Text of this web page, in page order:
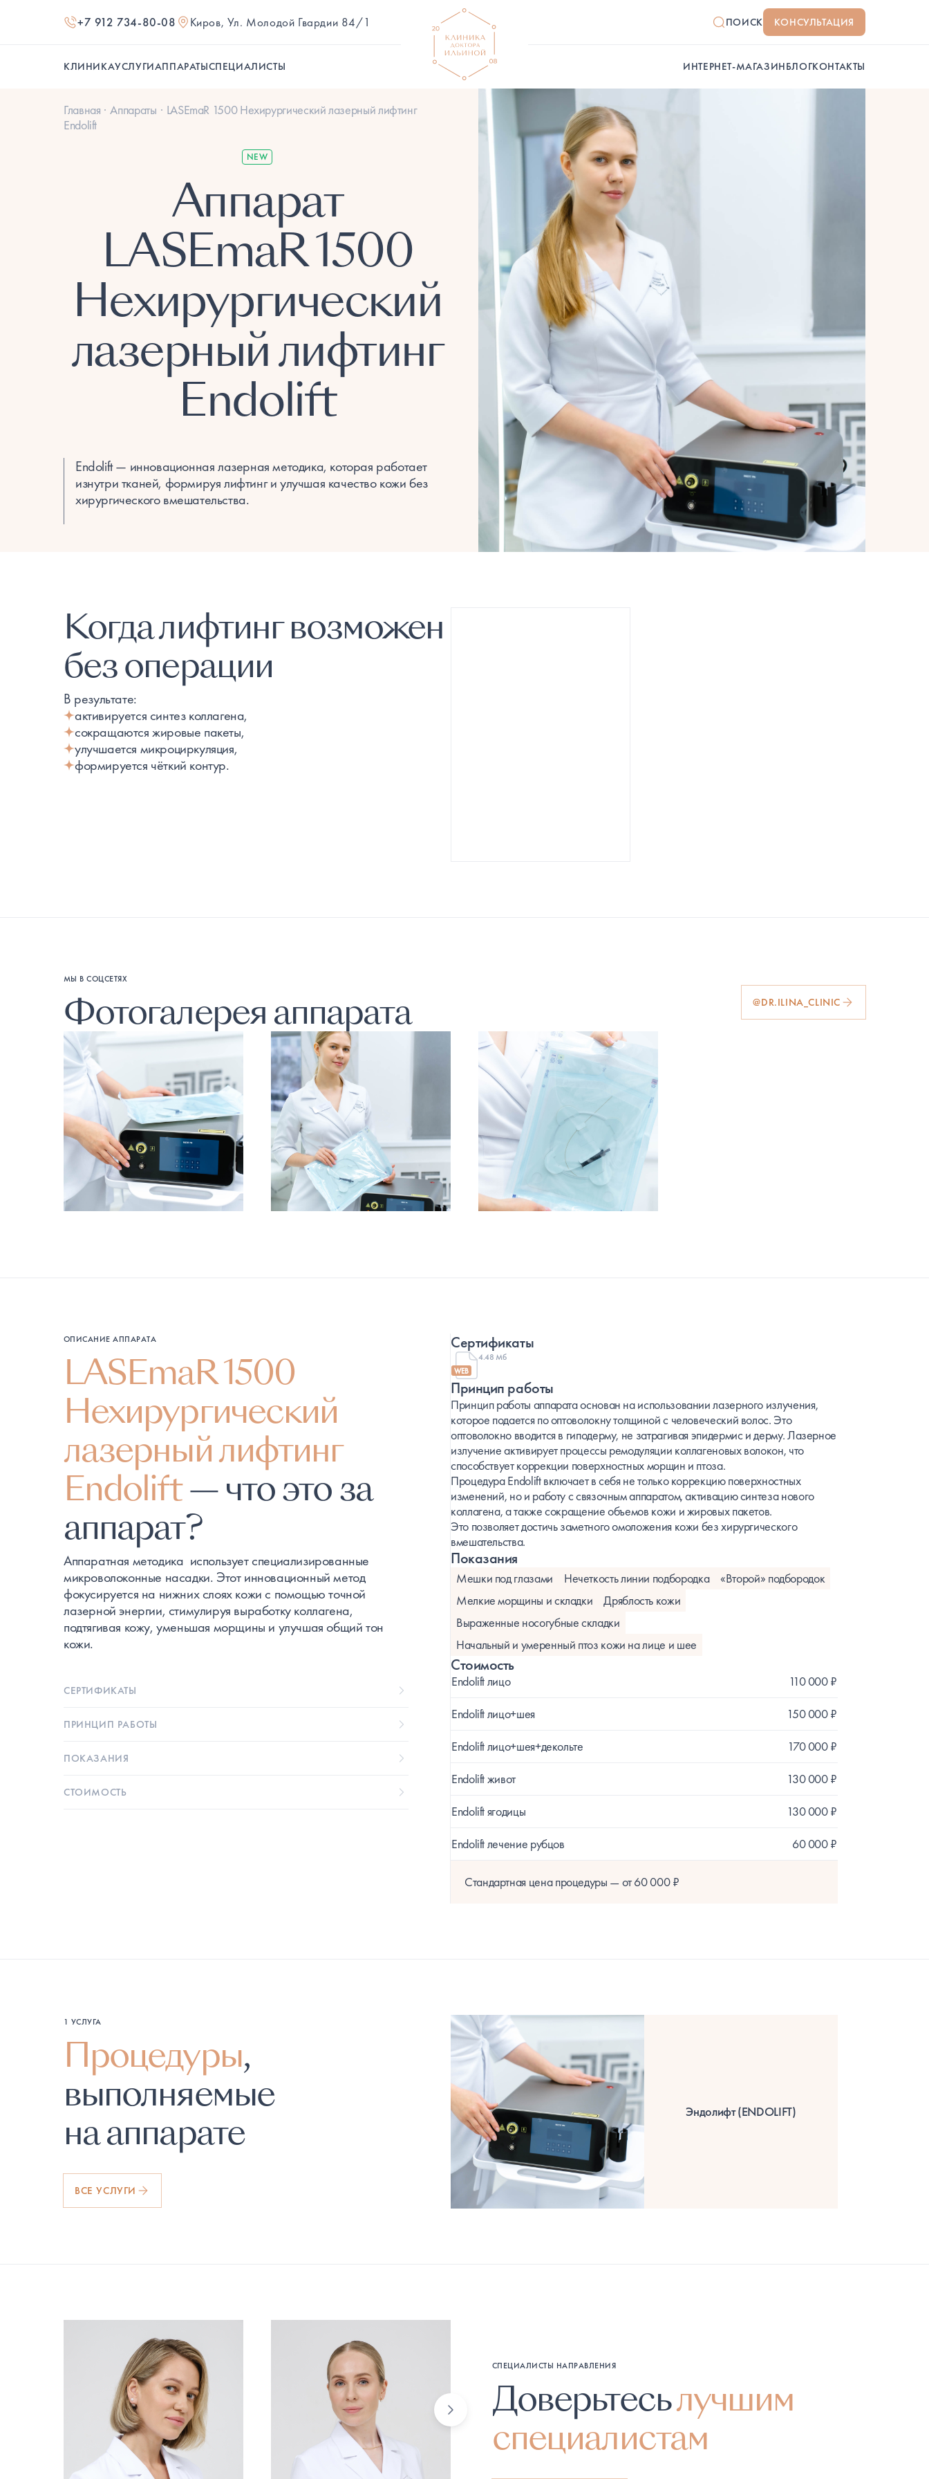
+7 912 734-80-08 Киров, Ул. Молодой Гвардии 84/1
КЛИНИКАУСЛУГИАППАРАТЫСПЕЦИАЛИСТЫ
ПОИСК КОНСУЛЬТАЦИЯ
ИНТЕРНЕТ-МАГАЗИНБЛОГКОНТАКТЫ
Главная Аппараты
LASEmaR 1500 Нехирургический лазерный лифтинг
Endolift
NEW
Аппарат
LASEmaR 1500
Нехирургический
лазерный лифтинг
Endolift
Endolift — инновационная лазерная методика, которая работает
изнутри тканей, формируя лифтинг и улучшая качество кожи без
хирургического вмешательства.
Когда лифтинг возможен
без операции
В результате:
активируется синтез коллагена,
сокращаются жировые пакеты,
улучшается микроциркуляция,
формируется чёткий контур.
МЫ В СОЦСЕТЯХ
Фотогалерея аппарата @DR.ILINA_CLINIC
ОПИСАНИЕ АППАРАТА
LASEmaR 1500
Нехирургический
лазерный лифтинг
Endolift— что это за
аппарат?
Аппаратная методика использует специализированные
микроволоконные насадки. Этот инновационный метод
фокусируется на нижних слоях кожи с помощью точной
лазерной энергии, стимулируя выработку коллагена,
подтягивая кожу, уменьшая морщины и улучшая общий тон
кожи.
СЕРТИФИКАТЫ
ПРИНЦИП РАБОТЫ
ПОКАЗАНИЯ
СТОИМОСТЬ
Сертификаты
WEB
4.48 Мб
Принцип работы
Принцип работы аппарата основан на использовании лазерного излучения,
которое подается по оптоволокну толщиной с человеческий волос. Это
оптоволокно вводится в гиподерму, не затрагивая эпидермис и дерму. Лазерное
излучение активирует процессы ремодуляции коллагеновых волокон, что
способствует коррекции поверхностных морщин и птоза.
Процедура Endolift включает в себя не только коррекцию поверхностных
изменений, но и работу с связочным аппаратом, активацию синтеза нового
коллагена, а также сокращение объемов кожи и жировых пакетов.
Это позволяет достичь заметного омоложения кожи без хирургического
вмешательства.
Показания
Мешки под глазами Нечеткость линии подбородка
«Второй» подбородок
Мелкие морщины и складки
Дряблость кожи
Выраженные носогубные складки
Начальный и умеренный птоз кожи на лице и шее
Стоимость
Endolift лицо 110 000 ₽
Endolift лицо+шея 150 000 ₽
Endolift лицо+шея+декольте 170 000 ₽
Endolift живот 130 000 ₽
Endolift ягодицы 130 000 ₽
Endolift лечение рубцов 60 000 ₽
Стандартная цена процедуры — от 60 000 ₽
1 УСЛУГА
Процедуры,
выполняемые
на аппарате
ВСЕ УСЛУГИ
Эндолифт (ENDOLIFT)
СПЕЦИАЛИСТЫ НАПРАВЛЕНИЯ
Доверьтесьлучшим
специалистам